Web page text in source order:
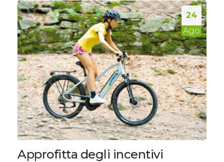
24
Ago
Approfitta degli incentivi